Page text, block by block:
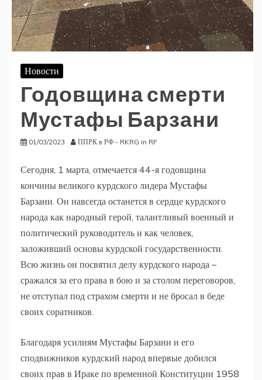
Новости
Годовщина смерти
Мустафы Барзани
01/03/2023 ППРК в РФ - RKRG in RF
Сегодня, 1 марта, отмечается 44-я годовщина
кончины великого курдского лидера Мустафы
Барзани. Он навсегда останется в сердце курдского
народа как народный герой, талантливый военный и
политический руководитель и как человек,
заложивший основы курдской государственности.
Всю жизнь он посвятил делу курдского народа –
сражался за его права в бою и за столом переговоров,
не отступал под страхом смерти и не бросал в беде
своих соратников.
Благодаря усилиям Мустафы Барзани и его
сподвижников курдский народ впервые добился
своих прав в Ираке по временной Конституции 1958